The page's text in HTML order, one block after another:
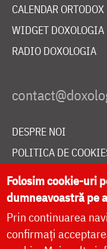
CALENDAR ORTODOX
WIDGET DOXOLOGIA
RADIO DOXOLOGIA
DESPRE NOI
POLITICA DE
DONEAZĂ ONLINE
LIVE
Folosim cookie-uri
dumneavoastră pe
Prin continuarea
confirmați